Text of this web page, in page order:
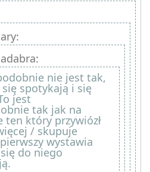
nie jest tak,
spotykają i się
jest
tak jak na
ten który przywiózł
/ skupuje
wystawia
do niego